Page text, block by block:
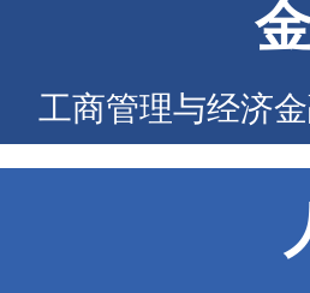
工商管理与经济